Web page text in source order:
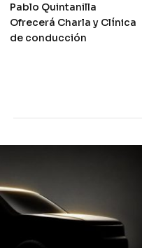
Pablo Quintanilla
Ofrecerá Charla y Clínica
de conducción